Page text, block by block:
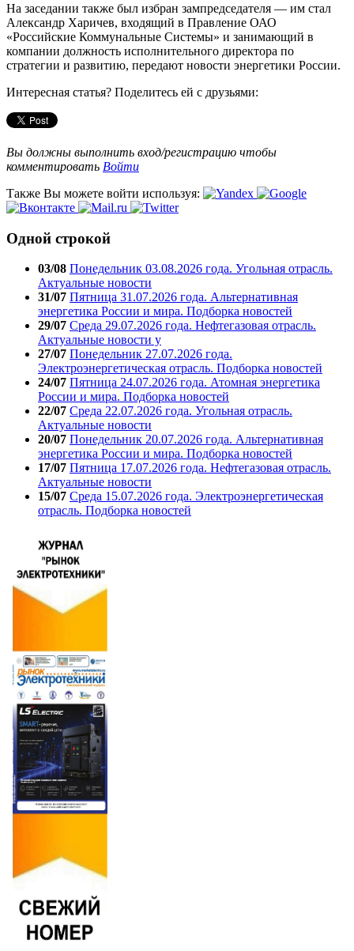
На заседании также был избран зампредседателя — им стал
Александр Харичев, входящий в Правление ОАО
«Российские Коммунальные Системы» и занимающий в
компании должность исполнительного директора по
стратегии и развитию, передают новости энергетики России.
Интересная статья? Поделитесь ей с друзьями:
Вы должны выполнить вход/регистрацию чтобы
комментировать Войти
Также Вы можете войти используя:
Одной строкой
03/08 Понедельник 03.08.2026 года. Угольная отрасль.
Актуальные новости
31/07 Пятница 31.07.2026 года. Альтернативная
энергетика России и мира. Подборка новостей
29/07 Среда 29.07.2026 года. Нефтегазовая отрасль.
Актуальные новости у
27/07 Понедельник 27.07.2026 года.
Электроэнергетическая отрасль. Подборка новостей
24/07 Пятница 24.07.2026 года. Атомная энергетика
России и мира. Подборка новостей
22/07 Среда 22.07.2026 года. Угольная отрасль.
Актуальные новости
20/07 Понедельник 20.07.2026 года. Альтернативная
энергетика России и мира. Подборка новостей
17/07 Пятница 17.07.2026 года. Нефтегазовая отрасль.
Актуальные новости
15/07 Среда 15.07.2026 года. Электроэнергетическая
отрасль. Подборка новостей